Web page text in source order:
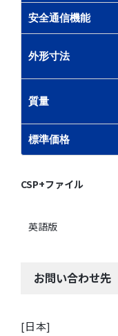
安全通信機能
外形寸法
質量
標準価格
CSP+ファイル
英語版
お問い合わせ先
[日本]